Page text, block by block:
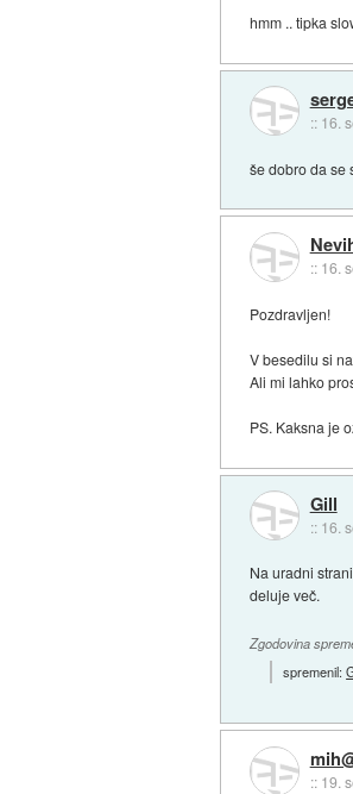
hmm .. tipka
:: 16.
še dobro da se
:: 16.
Pozdravljen!
V besedilu si
Ali mi lahko
PS. Kaksna je
Gill
:: 16.
Na uradni
deluje več.
Zgodovina
spremenil:
:: 19.